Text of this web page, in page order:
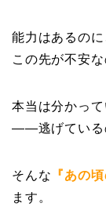
能力はあるの
この先が不安
本当は分かって
——逃げてい
そんな 『あの頃
ます。